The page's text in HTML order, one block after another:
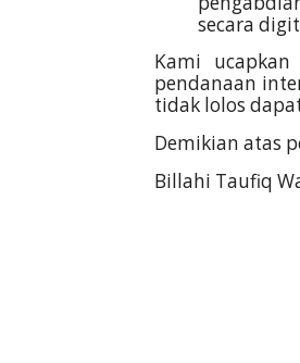
secara
Kami
pendanaan
tidak lolos
Demikian atas
Billahi Taufiq